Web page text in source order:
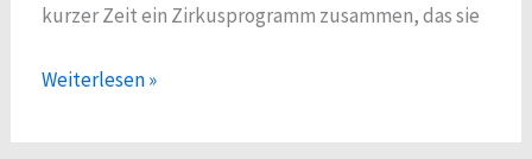
kurzer Zeit ein Zirkusprogramm zusammen, das sie
Zirkusprojekt
Weiterlesen »